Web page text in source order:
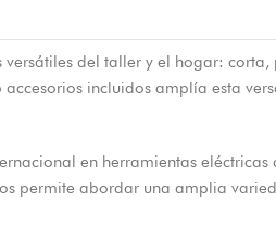
versátiles del taller y el hogar:
incluidos amplía esta
en herramientas
permite abordar una amplia